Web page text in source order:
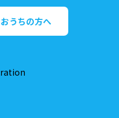
おうちの方へ